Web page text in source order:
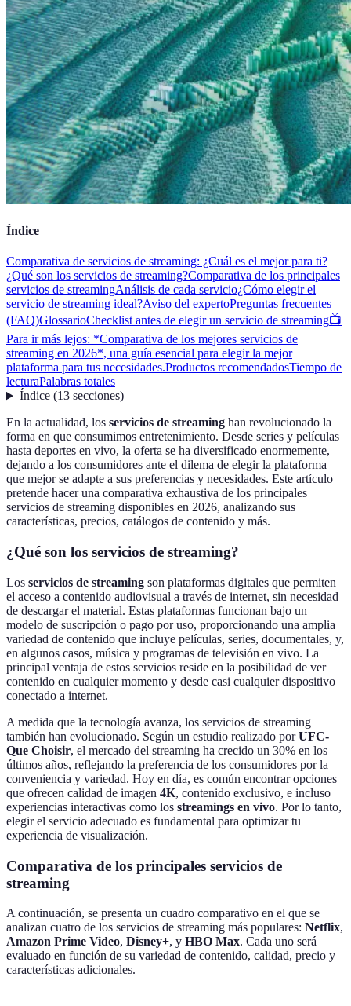
Índice
Comparativa de servicios de streaming: ¿Cuál es el mejor para ti?
¿Qué son los servicios de streaming?Comparativa de los principales
servicios de streamingAnálisis de cada servicio¿Cómo elegir el
servicio de streaming ideal?Aviso del expertoPreguntas frecuentes
(FAQ)GlossarioChecklist antes de elegir un servicio de streaming📺
Para ir más lejos: *Comparativa de los mejores servicios de
streaming en 2026*, una guía esencial para elegir la mejor
plataforma para tus necesidades.Productos recomendadosTiempo de
lecturaPalabras totales
Índice(13 secciones)
En la actualidad, los servicios de streaming han revolucionado la
forma en que consumimos entretenimiento. Desde series y películas
hasta deportes en vivo, la oferta se ha diversificado enormemente,
dejando a los consumidores ante el dilema de elegir la plataforma
que mejor se adapte a sus preferencias y necesidades. Este artículo
pretende hacer una comparativa exhaustiva de los principales
servicios de streaming disponibles en 2026, analizando sus
características, precios, catálogos de contenido y más.
¿Qué son los servicios de streaming?
Los servicios de streaming son plataformas digitales que permiten
el acceso a contenido audiovisual a través de internet, sin necesidad
de descargar el material. Estas plataformas funcionan bajo un
modelo de suscripción o pago por uso, proporcionando una amplia
variedad de contenido que incluye películas, series, documentales, y,
en algunos casos, música y programas de televisión en vivo. La
principal ventaja de estos servicios reside en la posibilidad de ver
contenido en cualquier momento y desde casi cualquier dispositivo
conectado a internet.
A medida que la tecnología avanza, los servicios de streaming
también han evolucionado. Según un estudio realizado porUFC-
Que Choisir, el mercado del streaming ha crecido un 30% en los
últimos años, reflejando la preferencia de los consumidores por la
conveniencia y variedad. Hoy en día, es común encontrar opciones
que ofrecen calidad de imagen 4K, contenido exclusivo, e incluso
experiencias interactivas como los streamings en vivo. Por lo tanto,
elegir el servicio adecuado es fundamental para optimizar tu
experiencia de visualización.
Comparativa de los principales servicios de
streaming
A continuación, se presenta un cuadro comparativo en el que se
analizan cuatro de los servicios de streaming más populares: Netflix,
Amazon Prime Video, Disney+, y HBO Max. Cada uno será
evaluado en función de su variedad de contenido, calidad, precio y
características adicionales.